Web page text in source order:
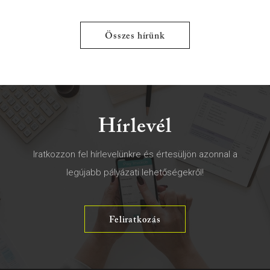
Összes hírünk
Hírlevél
Iratkozzon fel hírlevelünkre és értesüljön azonnal a
legújabb pályázati lehetőségekről!
Feliratkozás